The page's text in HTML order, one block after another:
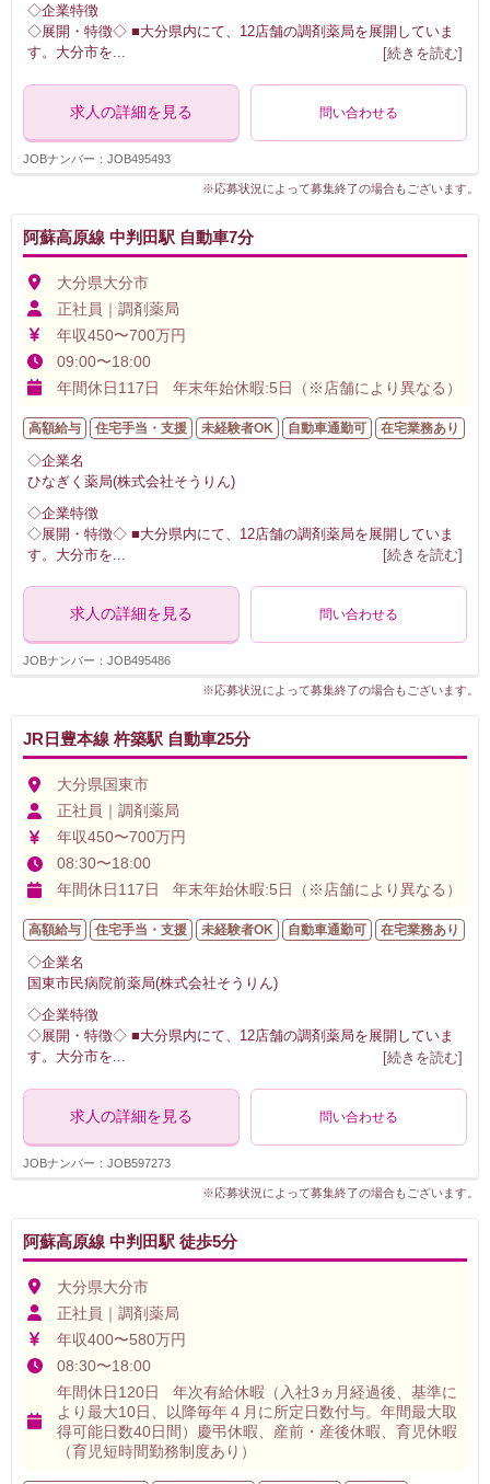
◇企業特徴
◇展開・特徴◇ ■大分県内にて、12店舗の調剤薬局を展開していま
す。大分市を... [続きを読む]
求人の詳細を見る 問い合わせる
JOBナンバー：JOB495493
※応募状況によって募集終了の場合もございます。
阿蘇高原線 中判田駅 自動車7分
大分県大分市
正社員｜調剤薬局
年収450〜700万円
09:00〜18:00
年間休日117日 年末年始休暇:5日（※店舗により異なる）
高額給与 住宅手当・支援 未経験者OK 自動車通勤可 在宅業務あり
◇企業名
ひなぎく薬局(株式会社そうりん)
◇企業特徴
◇展開・特徴◇ ■大分県内にて、12店舗の調剤薬局を展開していま
す。大分市を
[続きを読む]
求人の詳細を見る 問い合わせる
JOBナンバー：JOB495486
※応募状況によって募集終了の場合もございます。
JR日豊本線 杵築駅 自動車25分
大分県国東市
正社員｜調剤薬局
年収450〜700万円
08:30〜18:00
年間休日117日 年末年始休暇:5日（※店舗により異なる）
高額給与 住宅手当・支援 未経験者OK 自動車通勤可 在宅業務あり
◇企業名
国東市民病院前薬局(株式会社そうりん)
◇企業特徴
◇展開・特徴◇ ■大分県内にて、12店舗の調剤薬局を展開していま
す。大分市を... [続きを読む]
求人の詳細を見る 問い合わせる
JOBナンバー：JOB597273
※応募状況によって募集終了の場合もございます。
阿蘇高原線 中判田駅 徒歩5分
大分県大分市
正社員｜調剤薬局
年収400〜580万円
08:30〜18:00
年間休日120日 年次有給休暇（入社3ヵ月経過後、基準に
より最大10日、以降毎年４月に所定日数付与。年間最大取
得可能日数40日間）慶弔休暇、産前・産後休暇、育児休暇
（育児短時間勤務制度あり）